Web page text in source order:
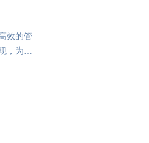
效的管
，为企